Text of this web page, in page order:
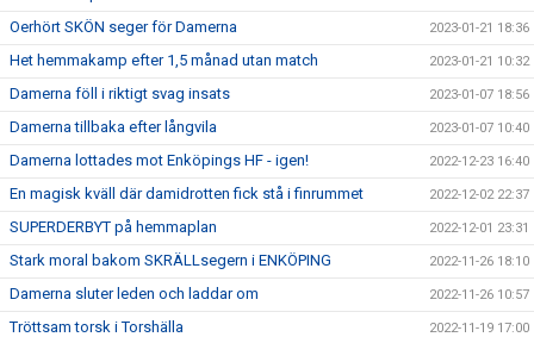
Oerhört SKÖN seger för Damerna 2023-01-21 18:36
Het hemmakamp efter 1,5 månad utan match 2023-01-21 10:32
Damerna föll i riktigt svag insats 2023-01-07 18:56
Damerna tillbaka efter långvila 2023-01-07 10:40
Damerna lottades mot Enköpings HF - igen! 2022-12-23 16:40
En magisk kväll där damidrotten fick stå i finrummet 2022-12-02 22:37
SUPERDERBYT på hemmaplan 2022-12-01 23:31
Stark moral bakom SKRÄLLsegern i ENKÖPING 2022-11-26 18:10
Damerna sluter leden och laddar om 2022-11-26 10:57
Tröttsam torsk i Torshälla 2022-11-19 17:00